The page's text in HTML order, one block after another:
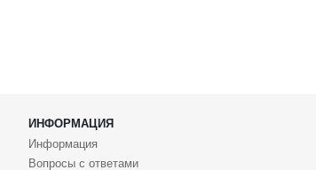
ИНФОРМАЦИЯ
Информация
Вопросы с ответами